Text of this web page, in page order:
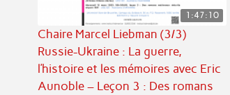
1:47:10
Chaire Marcel Liebman (3/3)
Russie-Ukraine : La guerre,
l’histoire et les mémoires avec Eric
Aunoble – Leçon 3 : Des romans